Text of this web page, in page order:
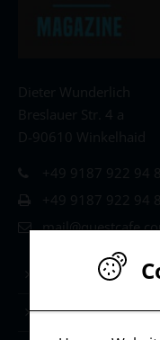
Life & Leadership
Stärken-Coaching